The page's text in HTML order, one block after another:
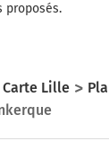
proposés.
Carte Lille